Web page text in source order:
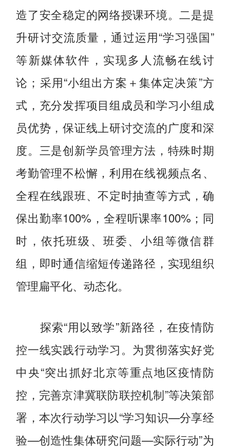
造了安全稳定的网络授课环境。二是提
升研讨交流质量，通过运用“学习强国”
等新媒体软件，实现多人流畅在线讨
论；采用“小组出方案＋集体定决策”方
式，充分发挥项目组成员和学习小组成
员优势，保证线上研讨交流的广度和深
度。三是创新学员管理方法，特殊时期
考勤管理不松懈，利用在线视频点名、
全程在线跟班、不定时抽查等方式，确
保出勤率100%，全程听课率100%；同
时，依托班级、班委、小组等微信群
组，即时通信缩短传递路径，实现组织
管理扁平化、动态化。
探索“用以致学”新路径，在疫情防
控一线实践行动学习。为贯彻落实好党
中央“突出抓好北京等重点地区疫情防
控，完善京津冀联防联控机制”等决策部
署，本次行动学习以“学习知识—分享经
验—创造性集体研究问题—实际行动”为